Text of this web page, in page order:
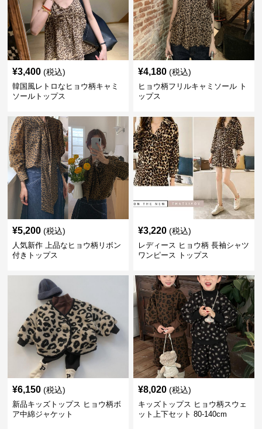
¥3,400 (税込)
韓国風レトロなヒョウ柄キャミ
ソールトップス
¥4,180 (税込)
ヒョウ柄フリルキャミソール ト
ップス
¥5,200 (税込)
人気新作 上品なヒョウ柄リボン
付きトップス
¥3,220 (税込)
レディース ヒョウ柄 長袖シャツ
ワンピース トップス
¥6,150 (税込)
新品キッズトップス ヒョウ柄ボ
ア中綿ジャケット
¥8,020 (税込)
キッズトップス ヒョウ柄スウェ
ット上下セット 80-140cm